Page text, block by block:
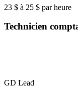
23 $ à 25 $ par heure
Technicien
GD Lead